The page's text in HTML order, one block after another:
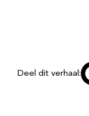
Deel dit verhaal: